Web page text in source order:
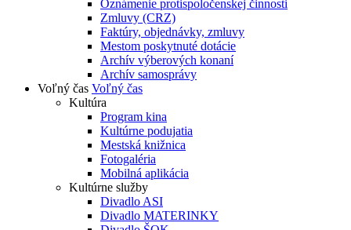
Oznámenie protispoločenskej činnosti
Zmluvy (CRZ)
Faktúry, objednávky, zmluvy
Mestom poskytnuté dotácie
Archív výberových konaní
Archív samosprávy
Voľný čas Voľný čas
Kultúra
Program kina
Kultúrne podujatia
Mestská knižnica
Fotogaléria
Mobilná aplikácia
Kultúrne služby
Divadlo ASI
Divadlo MATERINKY